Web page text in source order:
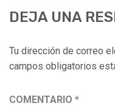
DEJA UNA
Tu dirección de correo
campos obligatorios
COMENTARIO *